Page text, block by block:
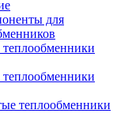
для
теплообменники